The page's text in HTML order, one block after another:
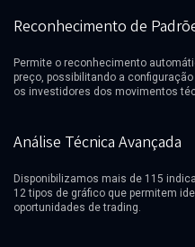
Reconhecimento de
Permite o reconhecimento
preço, possibilitando a
os investidores dos movimentos
Análise Técnica Avançada
Disponibilizamos mais de 115
12 tipos de gráfico que permitem
oportunidades de trading.